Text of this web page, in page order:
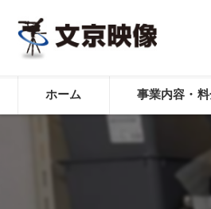
ホーム 事業内容・